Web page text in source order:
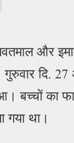
और
गुरुवार दि.
बच्चों का
गया था।